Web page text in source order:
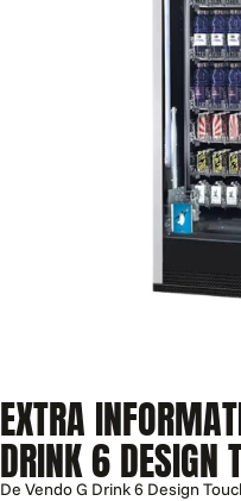
EXTRA
DRINK 6 DESIGN
De Vendo G Drink 6 Design